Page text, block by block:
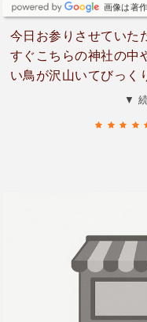
画像は著
今日お参りさせていた
すぐこちらの神社の中
い鳥が沢山いてびっく
した軍人さんの像にも
▼